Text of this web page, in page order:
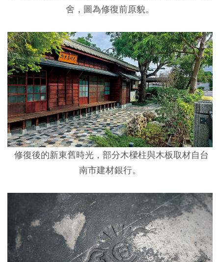
舍，圖為修復前原貌。
修復後的新東舊時光，部分木樑柱與木板取材自台
南市建材銀行。